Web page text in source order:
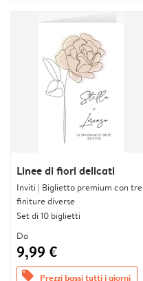
Linee di fiori delicati
Inviti | Biglietto premium con tre
finiture diverse
Set di 10 biglietti
Da
9,99 €
offers Prezzi bassi tutti i giorni